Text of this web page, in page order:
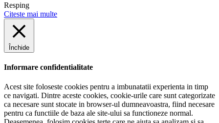
Resping
Citeste mai multe
Închide
Informare confidentialitate
Acest site foloseste cookies pentru a imbunatatii experienta in timp
ce navigati. Dintre aceste cookies, cookie-urile care sunt categorizate
ca necesare sunt stocate in browser-ul dumneavoastra, fiind necesare
pentru ca functiile de baza ale site-ului sa functioneze normal.